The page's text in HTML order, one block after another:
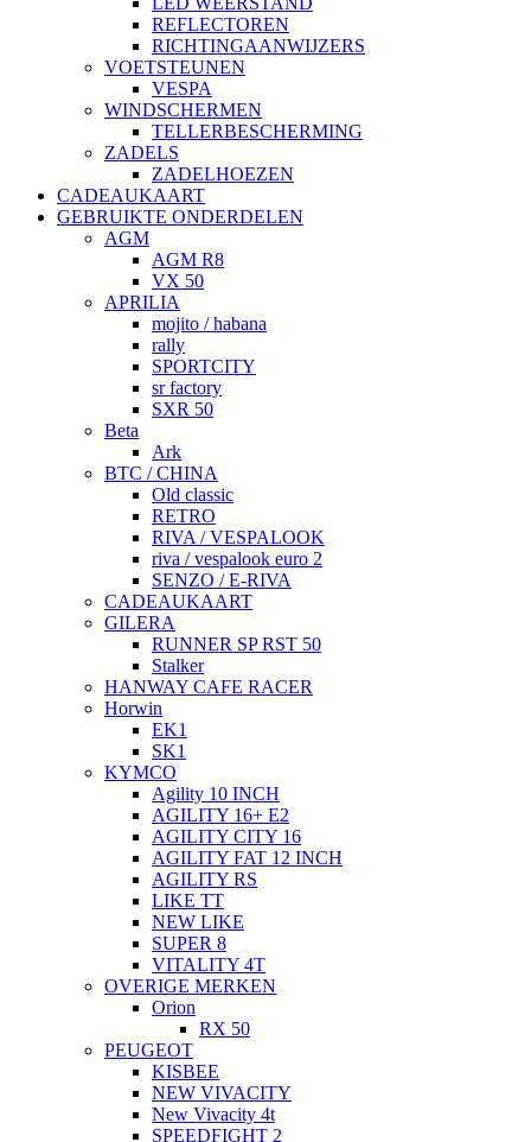
REFLECTOREN
RICHTINGAANWIJZERS
VOETSTEUNEN
VESPA
WINDSCHERMEN
TELLERBESCHERMING
ZADELS
ZADELHOEZEN
CADEAUKAART
GEBRUIKTE ONDERDELEN
AGM
AGM R8
VX 50
APRILIA
mojito / habana
rally
SPORTCITY
sr factory
SXR 50
Beta
Ark
BTC / CHINA
Old classic
RETRO
RIVA / VESPALOOK
riva / vespalook euro 2
SENZO / E-RIVA
CADEAUKAART
GILERA
RUNNER SP RST 50
Stalker
HANWAY CAFE RACER
Horwin
EK1
SK1
KYMCO
Agility 10 INCH
AGILITY 16+ E2
AGILITY CITY 16
AGILITY FAT 12 INCH
AGILITY RS
LIKE TT
NEW LIKE
SUPER 8
VITALITY 4T
OVERIGE MERKEN
Orion
RX 50
PEUGEOT
KISBEE
NEW VIVACITY
New Vivacity 4t
SPEEDFIGHT 2